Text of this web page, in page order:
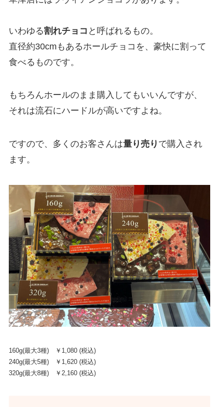
いわゆる割れチョコ と呼ばれるもの。
直径約30cmもあるホールチョコを、豪快に割って
食べるものです。
もちろんホールのまま購入してもいいんですが、
それは流石にハードルが高いですよね。
ですので、多くのお客さんは量り売り で購入され
ます。
160g(最大3種) ￥1,080 (税込)
240g(最大5種) ￥1,620 (税込)
320g(最大8種) ￥2,160 (税込)